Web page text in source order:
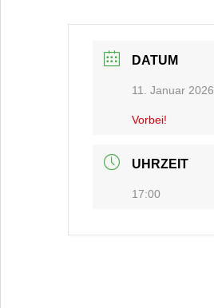
DATUM
11. Januar 2026
Vorbei!
UHRZEIT
17:00